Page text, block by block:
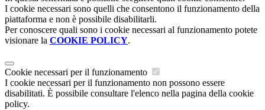
I cookie necessari sono quelli che consentono il funzionamento della
piattaforma e non è possibile disabilitarli.
Per conoscere quali sono i cookie necessari al funzionamento potete
visionare la COOKIE POLICY.
Cookie necessari per il funzionamento
I cookie necessari per il funzionamento non possono essere
disabilitati. È possibile consultare l'elenco nella pagina della cookie
policy.